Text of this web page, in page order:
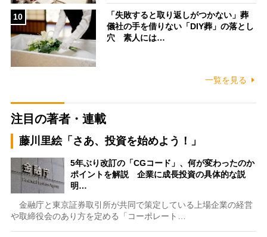
10
「失敗すると取り返しがつかない」葬
儀社の手を借りない「DIY葬」の落とし
穴 素人には…
一覧を見る
注目の著者・連載
藤川里絵「さあ、投資を始めよう！」
5年ぶり改訂の「CGコード」、何が変わったのか
ポイントを解説 企業に成長投資の具体的な説
明…
金融庁と東京証券取引所が共同で策定している上場企業の経営
や取締役会のあり方を定める「コーポレート…